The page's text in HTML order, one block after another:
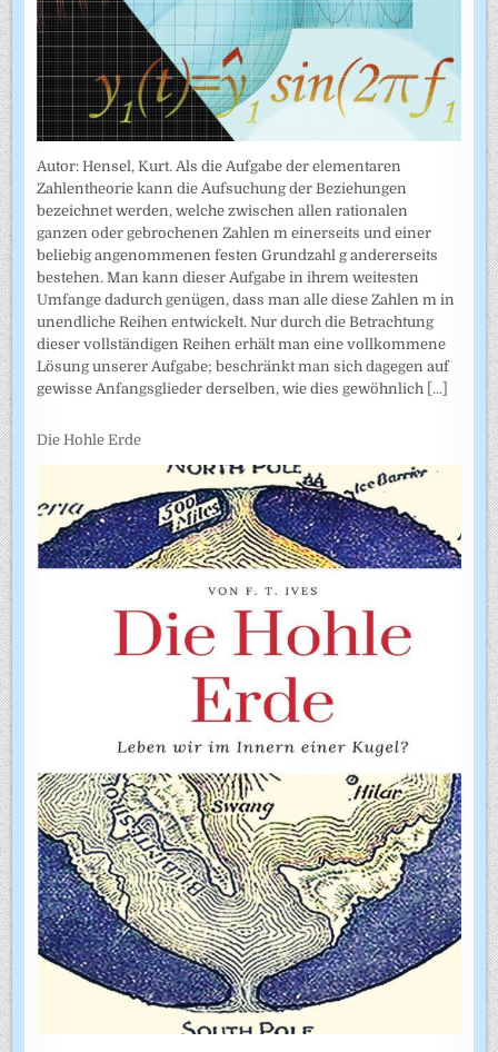
Autor: Hensel, Kurt. Als die Aufgabe der elementaren
Zahlentheorie kann die Aufsuchung der Beziehungen
bezeichnet werden, welche zwischen allen rationalen
ganzen oder gebrochenen Zahlen m einerseits und einer
beliebig angenommenen festen Grundzahl g andererseits
bestehen. Man kann dieser Aufgabe in ihrem weitesten
Umfange dadurch genügen, dass man alle diese Zahlen m in
unendliche Reihen entwickelt. Nur durch die Betrachtung
dieser vollständigen Reihen erhält man eine vollkommene
Lösung unserer Aufgabe; beschränkt man sich dagegen auf
gewisse Anfangsglieder derselben, wie dies gewöhnlich [...]
Die Hohle Erde